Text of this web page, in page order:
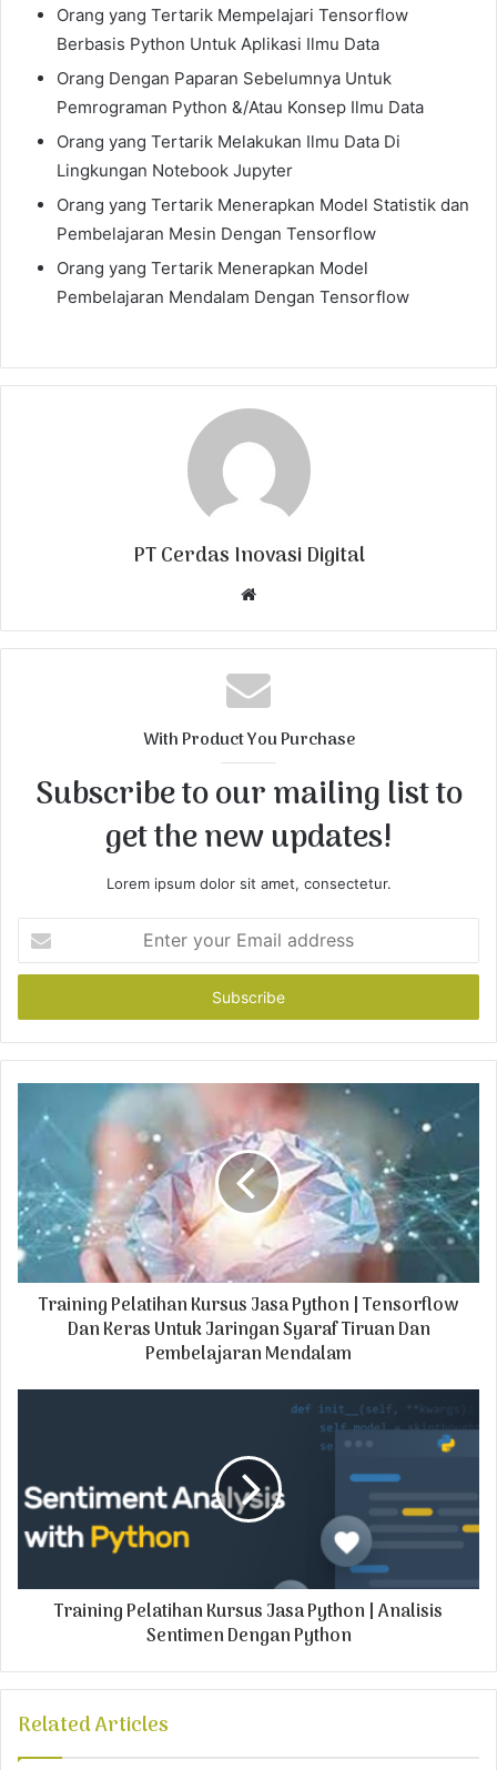
Orang yang Tertarik Mempelajari Tensorflow
Berbasis Python Untuk Aplikasi Ilmu Data
Orang Dengan Paparan Sebelumnya Untuk
Pemrograman Python &/Atau Konsep Ilmu Data
Orang yang Tertarik Melakukan Ilmu Data Di
Lingkungan Notebook Jupyter
Orang yang Tertarik Menerapkan Model Statistik dan
Pembelajaran Mesin Dengan Tensorflow
Orang yang Tertarik Menerapkan Model
Pembelajaran Mendalam Dengan Tensorflow
PT Cerdas Inovasi Digital
b
s
i
With Product You Purchase
Subscribe to our mailing list to
get the new updates!
Lorem ipsum dolor sit amet, consectetur.
t
r
y
a
i
l
a
s
Training Pelatihan Kursus Jasa Python | Tensorflow
Dan Keras Untuk Jaringan Syaraf Tiruan Dan
Pembelajaran Mendalam
Training Pelatihan Kursus Jasa Python | Analisis
Sentimen Dengan Python
Related Articles